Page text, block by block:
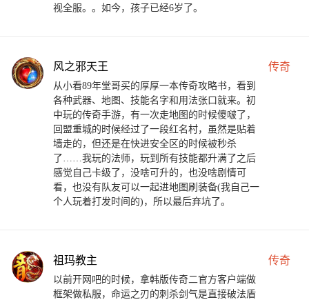
视全服。。如今，孩子已经6岁了。
风之邪天王 传奇
从小看89年堂哥买的厚厚一本传奇攻略书，看到
各种武器、地图、技能名字和用法张口就来。初
中玩的传奇手游，有一次走地图的时候傻啵了，
回盟重城的时候经过了一段红名村，虽然是贴着
墙走的，但还是在快进安全区的时候被秒杀
了……我玩的法师，玩到所有技能都升满了之后
感觉自己卡级了，没啥可升的，也没啥剧情可
看，也没有队友可以一起进地图刷装备(我自己一
个人玩着打发时间的)，所以最后弃坑了。
祖玛教主 传奇
以前开网吧的时候，拿韩版传奇二官方客户端做
框架做私服，命运之刃的刺杀剑气是直接破法盾